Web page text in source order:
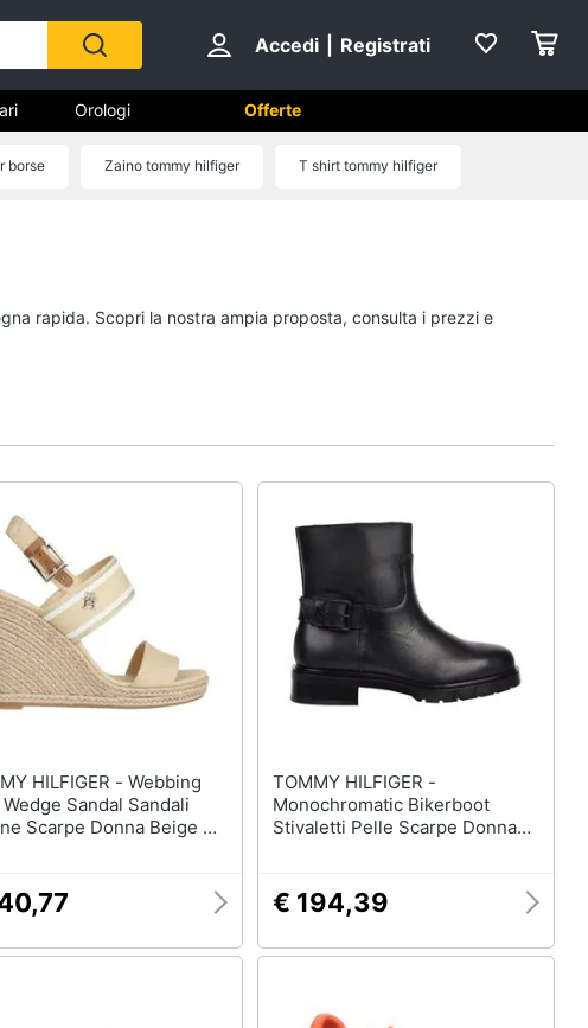
Accedi Registrati
Vedi tutti
Orologi Offerte
borse Zaino tommy hilfiger T shirt tommy hilfiger
rapida. Scopri la nostra ampia proposta, consulta i prezzi e
HILFIGER - Webbing
Sandal Sandali
Scarpe Donna Beige Eu
TOMMY HILFIGER -
Monochromatic Bikerboot
Stivaletti Pelle Scarpe Donna
€ 194,39